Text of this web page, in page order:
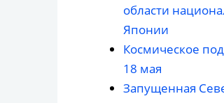
области
Японии
Космическое
18 мая
Запущенная